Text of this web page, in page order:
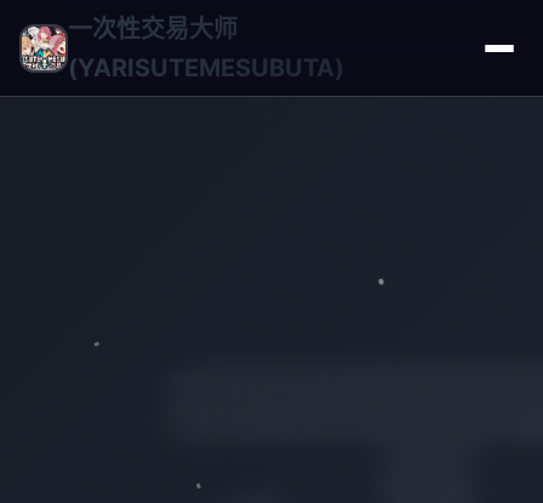
一次性交易大师
(YARISUTEMESUBUTA)